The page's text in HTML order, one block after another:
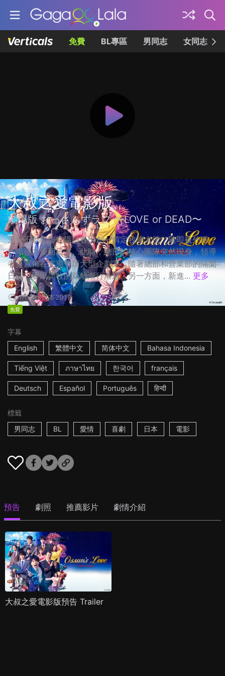
免費 BL專區 男同志 女同志
大叔之愛電影版
劇場版 おっさんずラブ 〜LOVE or DEAD〜
天空不動產魯蛇職員春田創一情定牧凌太後，隨即被外派，
一年後才重回日本。此時，總部的核心團隊突然現身，領導
者更宣佈在主導一項大型企劃案，隨著總部和營業部的隔閡
日深，春田與牧的距離漸行漸遠。另一方面，新進... 更多
1h53m日本2019
免費
字幕
English
繁體中文 简体中文 Bahasa Indonesia
Tiếng Việt ภาษาไทย 한국어 français
Deutsch Español Português हिन्दी
標籤
男同志
BL 愛情 喜劇 日本 電影
預告 劇照 推薦影片 劇情介紹
大叔之愛電影版預告 Trailer